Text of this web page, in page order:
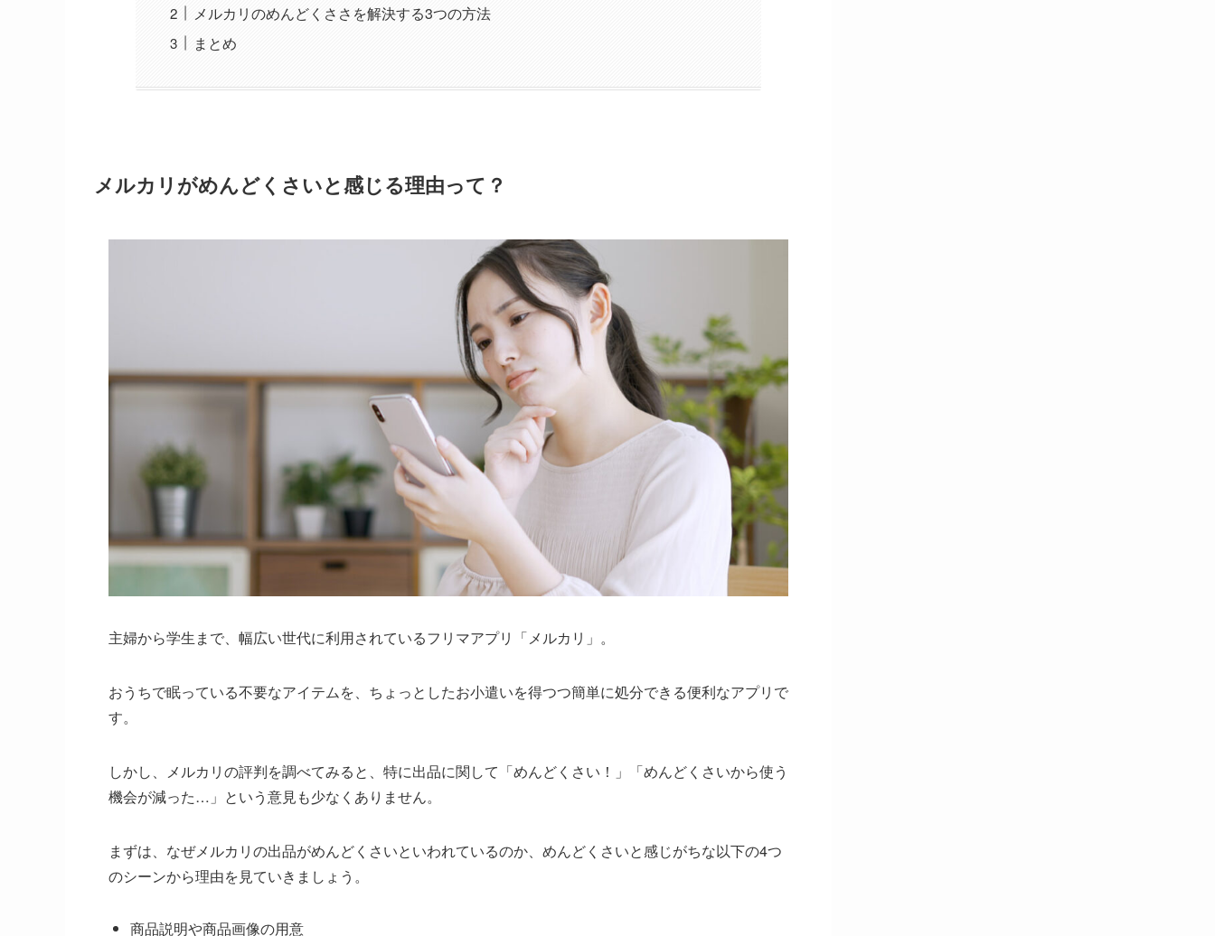
メルカリのめんどくささを解決する3つの方法
まとめ
メルカリがめんどくさいと感じる理由って？
主婦から学生まで、幅広い世代に利用されているフリマアプリ「メルカリ」。
おうちで眠っている不要なアイテムを、ちょっとしたお小遣いを得つつ簡単に処分できる便利なアプリで
す。
しかし、メルカリの評判を調べてみると、特に出品に関して「めんどくさい！」「めんどくさいから使う
機会が減った…」という意見も少なくありません。
まずは、なぜメルカリの出品がめんどくさいといわれているのか、めんどくさいと感じがちな以下の4つ
のシーンから理由を見ていきましょう。
商品説明や商品画像の用意